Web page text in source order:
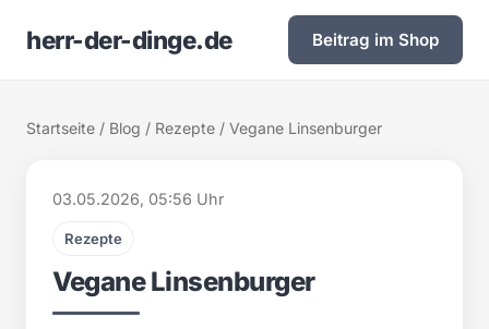
herr-der-dinge.de Beitrag im Shop
Startseite / Blog / Rezepte / Vegane Linsenburger
03.05.2026, 05:56 Uhr
Rezepte
Vegane Linsenburger